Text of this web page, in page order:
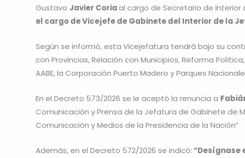
Gustavo Javier Coriaal cargo de Secretario de Interior
el cargo de Vicejefe de Gabinete del Interior de la
Según se informó, esta Vicejefatura tendrá bajo su
con Provincias, Relación con Municipios, Reforma
AABE, la Corporación Puerto Madero y Parques
En el Decreto 573/2026 se le aceptó la renuncia a
Comunicación y Prensa de la Jefatura de Gabinete de
Comunicación y Medios de la Presidencia de la Nación”
Además, en el Decreto 572/2026 se indicó:“Desígnase